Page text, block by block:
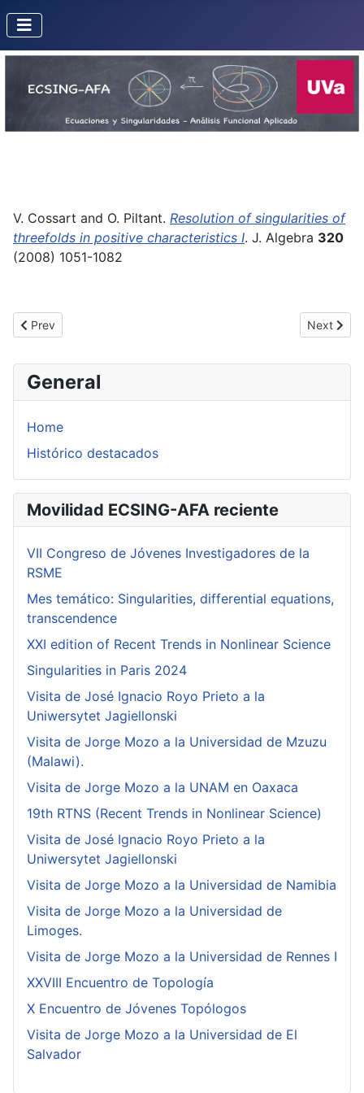
General
Home
Histórico destacados
Movilidad ECSING-AFA reciente
VII Congreso de Jóvenes Investigadores de la
RSME
Mes temático: Singularities, differential equations,
transcendence
XXI edition of Recent Trends in Nonlinear Science
Singularities in Paris 2024
Visita de José Ignacio Royo Prieto a la
Uniwersytet Jagiellonski
Visita de Jorge Mozo a la Universidad de Mzuzu
(Malawi).
Visita de Jorge Mozo a la UNAM en Oaxaca
19th RTNS (Recent Trends in Nonlinear Science)
Visita de José Ignacio Royo Prieto a la
Uniwersytet Jagiellonski
Visita de Jorge Mozo a la Universidad de Namibia
Visita de Jorge Mozo a la Universidad de
Limoges.
Visita de Jorge Mozo a la Universidad de Rennes I
XXVIII Encuentro de Topología
X Encuentro de Jóvenes Topólogos
Visita de Jorge Mozo a la Universidad de El
Salvador
V. Cossart and O. Piltant. Resolution of singularities of
threefolds in positive characteristics I. J. Algebra 320
(2008) 1051-1082
Previous article: Formal classification of unfoldings of parabolic
Prev Next
Next